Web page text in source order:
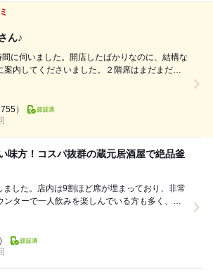
ん♪
に伺いました。開店したばかりなのに、結構な
円と豚もつ
755）
味方！コスパ抜群の蔵元居酒屋で絶品釜
した。店内は9割ほど席が埋まっており、非常